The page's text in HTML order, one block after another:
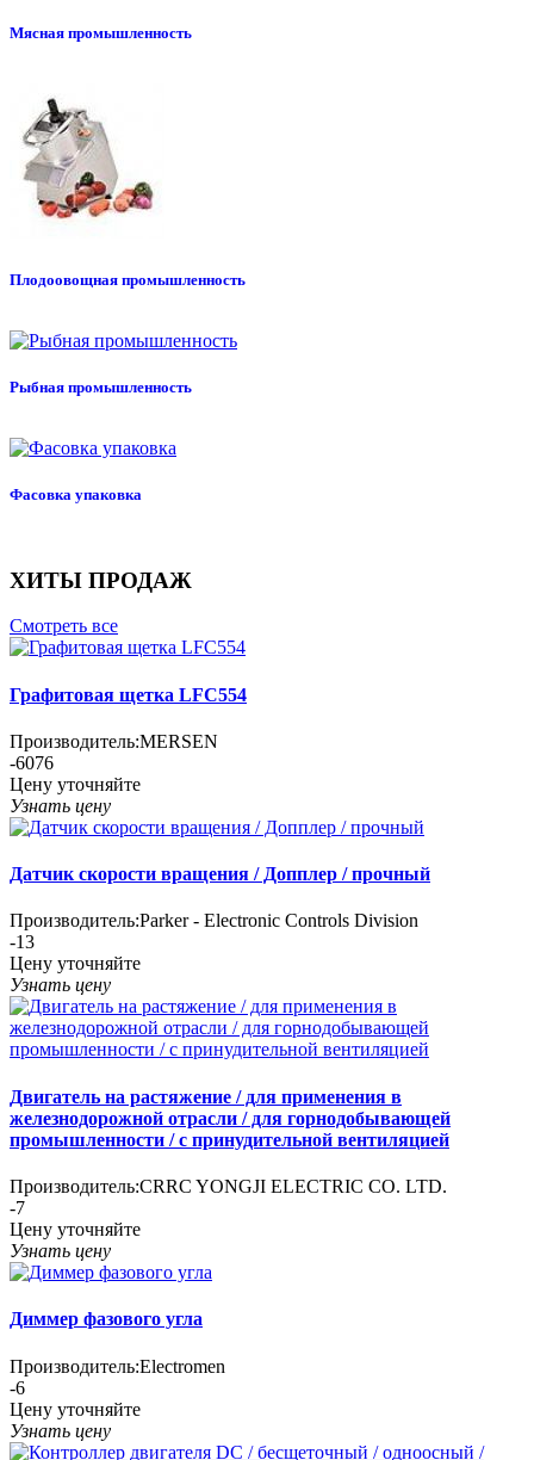
Мясная промышленность
Плодоовощная промышленность
Рыбная промышленность
Фасовка упаковка
ХИТЫ ПРОДАЖ
Смотреть все
Графитовая щетка LFC554
Производитель:MERSEN
-6076
Цену уточняйте
Узнать цену
Датчик скорости вращения / Допплер / прочный
Производитель:Parker - Electronic Controls Division
-13
Цену уточняйте
Узнать цену
Двигатель на растяжение / для применения в
железнодорожной отрасли / для горнодобывающей
промышленности / с принудительной вентиляцией
Производитель:CRRC YONGJI ELECTRIC CO. LTD.
-7
Цену уточняйте
Узнать цену
Диммер фазового угла
Производитель:Electromen
-6
Цену уточняйте
Узнать цену